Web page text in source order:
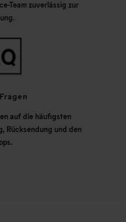
Team zuverlässig zur
auf die häufigsten
Rücksendung und den